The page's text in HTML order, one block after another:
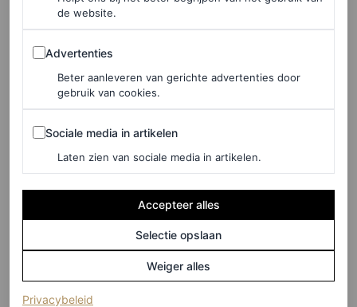
©SIMONE ROCHA
de website.
Advertenties
Advertenties
Beter aanleveren van gerichte advertenties door
gebruik van cookies.
Sociale media in artikelen
Sociale media in artikelen
Laten zien van sociale media in artikelen.
Accepteer alles
Selectie opslaan
Weiger alles
Privacybeleid